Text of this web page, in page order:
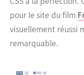
pour le site du film
visuellement réussi
remarquable.